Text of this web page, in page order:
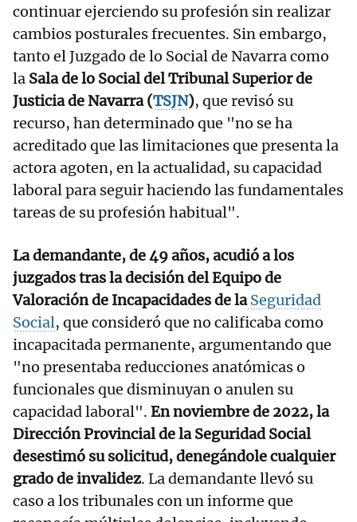
continuar ejerciendo su profesión sin realizar
cambios posturales frecuentes. Sin embargo,
tanto el Juzgado de lo Social de Navarra como
la Sala de lo Social del Tribunal Superior de
Justicia de Navarra (TSJN), que revisó su
recurso, han determinado que "no se ha
acreditado que las limitaciones que presenta la
actora agoten, en la actualidad, su capacidad
laboral para seguir haciendo las fundamentales
tareas de su profesión habitual".
La demandante, de 49 años, acudió a los
juzgados tras la decisión del Equipo de
Valoración de Incapacidades de laSeguridad
Social, que consideró que no calificaba como
incapacitada permanente, argumentando que
"no presentaba reducciones anatómicas o
funcionales que disminuyan o anulen su
capacidad laboral". En noviembre de 2022, la
Dirección Provincial de la Seguridad Social
desestimó su solicitud, denegándole cualquier
grado de invalidez. La demandante llevó su
caso a los tribunales con un informe que